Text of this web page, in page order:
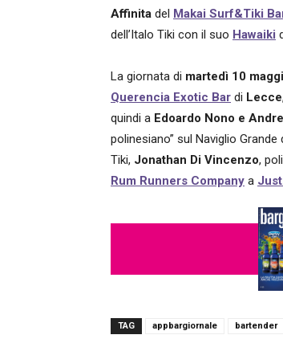
Affinita del Makai Surf&Tiki
dell’Italo Tiki con il suo Hawaiki
La giornata di martedì 10
Querencia Exotic Bar di Lecce
quindi a Edoardo Nono e
polinesiano” sul Naviglio
Tiki, Jonathan Di Vincenzo,
Rum Runners Company a
TAG appbargiornale bartender